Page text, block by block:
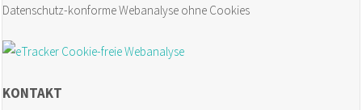
Funktionen
werden
Datenschutz-konforme Webanalyse ohne Cookies
KONTAKT